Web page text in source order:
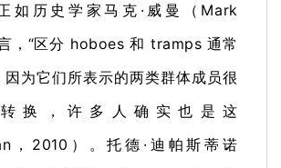
如历史学家马克·威曼（Mark
，“区分 hoboes 和 tramps 通常
因为它们所表示的两类群体成员很
换，许多人确实也是这
，2010）。托德·迪帕斯蒂诺